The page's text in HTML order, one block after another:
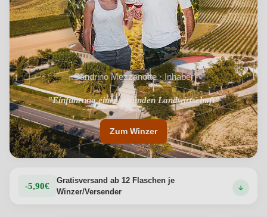
Sandrino Mezzanotte · Inhaber
"Einführung einer gesunden Landwirtschaft"
"Besten agronomischen Techniken"
Zum Winzer
-5,90€
Gratisversand ab 12 Flaschen je
Winzer/Versender